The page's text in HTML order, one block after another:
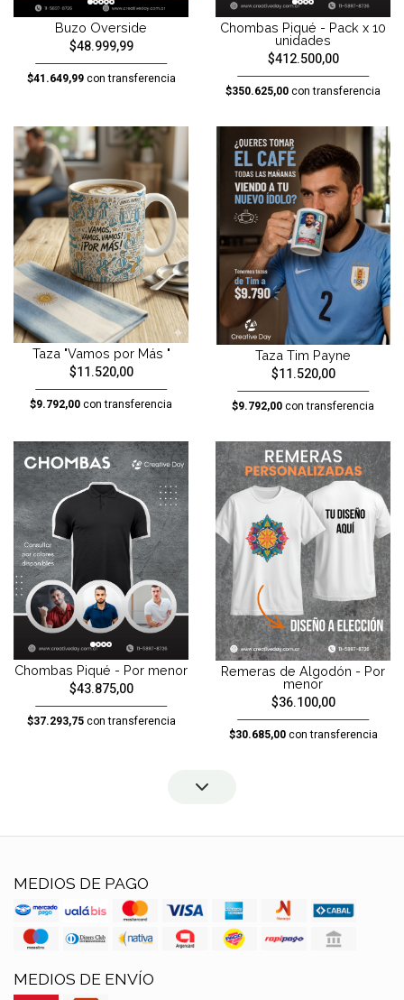
Buzo Overside
$48.999,99
$41.649,99con transferencia
Chombas Piqué - Pack x 10
unidades
$412.500,00
$350.625,00con transferencia
Taza "Vamos por Más "
$11.520,00
$9.792,00con transferencia
Taza Tim Payne
$11.520,00
$9.792,00con transferencia
Chombas Piqué - Por menor
$43.875,00
$37.293,75con transferencia
Remeras de Algodón - Por
menor
$36.100,00
$30.685,00con transferencia
MEDIOS DE PAGO
MEDIOS DE ENVÍO